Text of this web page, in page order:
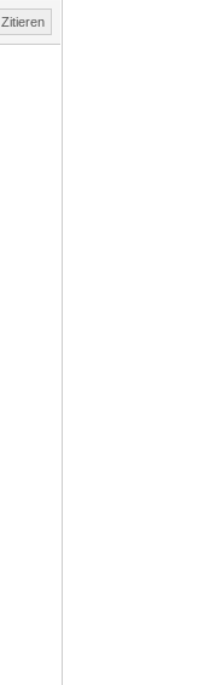
Zitieren